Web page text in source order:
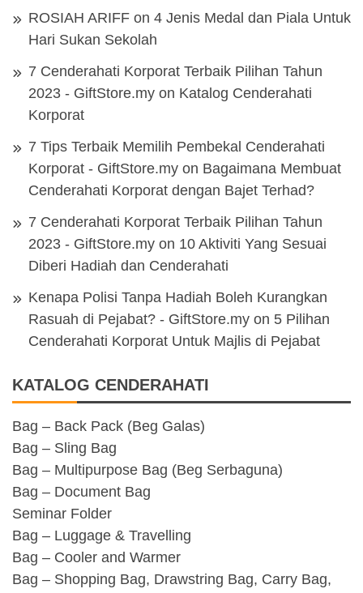
ROSIAH ARIFF on 4 Jenis Medal dan Piala Untuk
Hari Sukan Sekolah
7 Cenderahati Korporat Terbaik Pilihan Tahun
2023 - GiftStore.my on Katalog Cenderahati
Korporat
7 Tips Terbaik Memilih Pembekal Cenderahati
Korporat - GiftStore.my on Bagaimana Membuat
Cenderahati Korporat dengan Bajet Terhad?
7 Cenderahati Korporat Terbaik Pilihan Tahun
2023 - GiftStore.my on 10 Aktiviti Yang Sesuai
Diberi Hadiah dan Cenderahati
Kenapa Polisi Tanpa Hadiah Boleh Kurangkan
Rasuah di Pejabat? - GiftStore.my on 5 Pilihan
Cenderahati Korporat Untuk Majlis di Pejabat
KATALOG CENDERAHATI
Bag – Back Pack (Beg Galas)
Bag – Sling Bag
Bag – Multipurpose Bag (Beg Serbaguna)
Bag – Document Bag
Seminar Folder
Bag – Luggage & Travelling
Bag – Cooler and Warmer
Bag – Shopping Bag, Drawstring Bag, Carry Bag,